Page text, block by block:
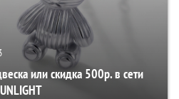
или скидка 500р. в сети